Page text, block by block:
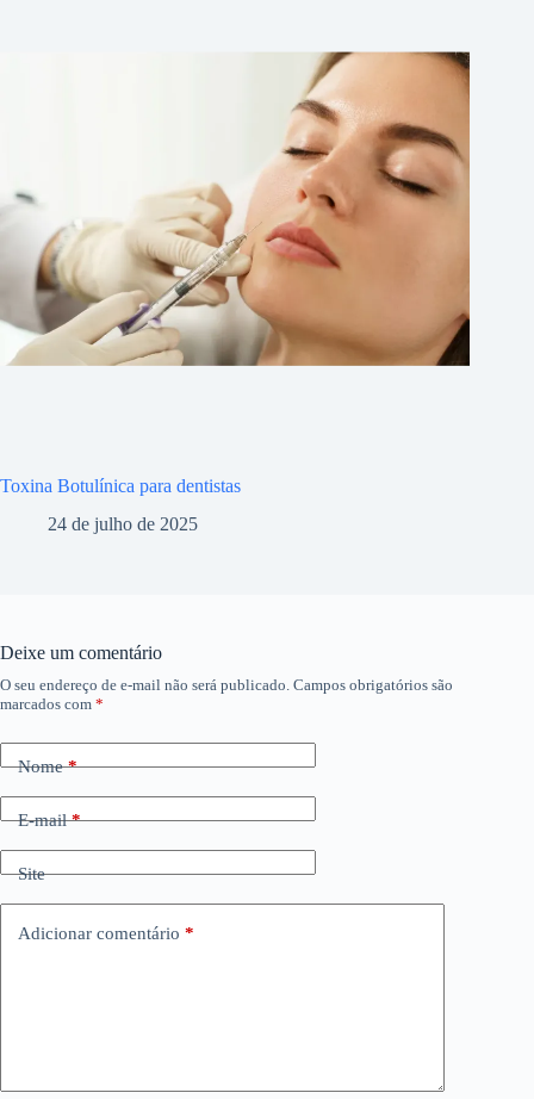
Toxina Botulínica para dentistas
24 de julho de 2025
Deixe um comentário
O seu endereço de e-mail não será publicado. Campos obrigatórios são
marcados com *
Nome*
E-mail*
Site
Adicionar comentário *